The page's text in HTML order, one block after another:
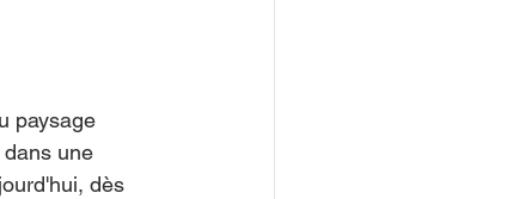
paysage
une
dès